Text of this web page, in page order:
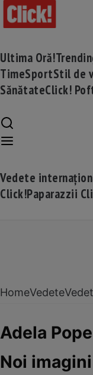
Ultima Oră!
TimeSportStil de
SănătateClick!
Vedete
Click!Paparazzii
HomeVedete
Adela
Noi